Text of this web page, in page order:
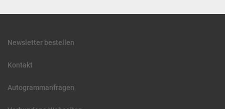
Newsletter bestellen
Kontakt
Autogrammanfragen